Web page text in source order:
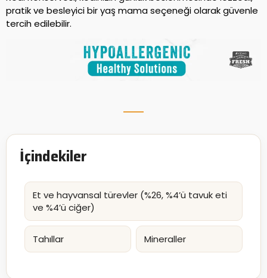
pratik ve besleyici bir yaş mama seçeneği olarak güvenle
tercih edilebilir.
İçindekiler
Et ve hayvansal türevler (%26, %4’ü tavuk eti
ve %4’ü ciğer)
Tahıllar Mineraller